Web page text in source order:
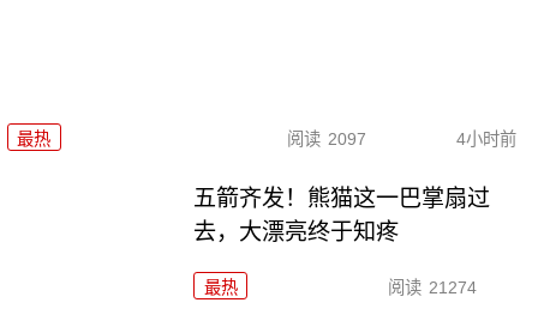
最热 阅读 2097 4小时前
五箭齐发！熊猫这一巴掌扇过
去，大漂亮终于知疼
最热 阅读 21274